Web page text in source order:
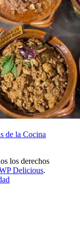
de la Cocina
los derechos
Delicious.